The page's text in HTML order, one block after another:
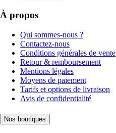
À propos
Qui sommes-nous ?
Contactez-nous
Conditions générales de vente
Retour & remboursement
Mentions légales
Moyens de paiement
Tarifs et options de livraison
Avis de confidentialité
Nos boutiques